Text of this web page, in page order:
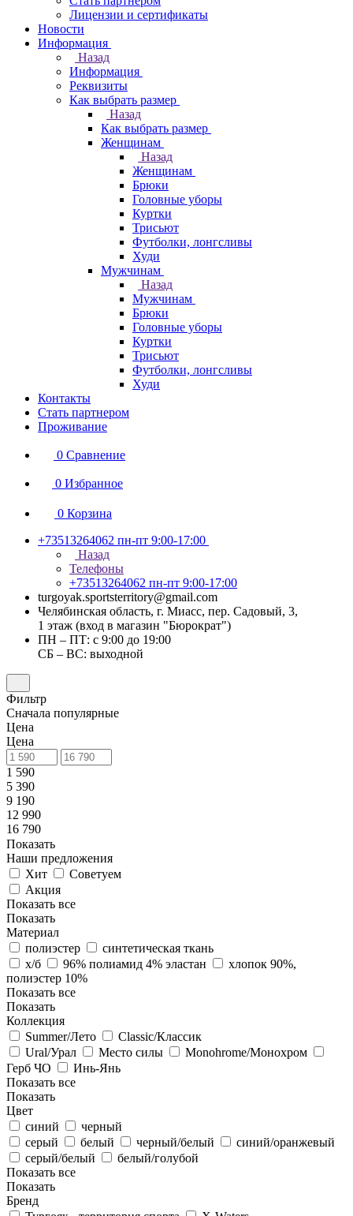
Лицензии и сертификаты
Новости
Информация
Назад
Информация
Реквизиты
Как выбрать размер
Назад
Как выбрать размер
Женщинам
Назад
Женщинам
Брюки
Головные уборы
Куртки
Трисьют
Футболки, лонгсливы
Худи
Мужчинам
Назад
Мужчинам
Брюки
Головные уборы
Куртки
Трисьют
Футболки, лонгсливы
Худи
Контакты
Стать партнером
Проживание
0 Сравнение
0 Избранное
0 Корзина
+73513264062 пн-пт 9:00-17:00
Назад
Телефоны
+73513264062 пн-пт 9:00-17:00
turgoyak.sportsterritory@gmail.com
Челябинская область, г. Миасс, пер. Садовый, 3,
1 этаж (вход в магазин "Бюрократ")
ПН – ПТ: с 9:00 до 19:00
СБ – ВС: выходной
Фильтр
Сначала популярные
Цена
Цена
1 590
5 390
9 190
12 990
16 790
Показать
Наши предложения
Хит
Советуем
Акция
Показать все
Показать
Материал
полиэстер
синтетическая ткань
х/б
96% полиамид 4% эластан
хлопок 90%,
полиэстер 10%
Показать все
Показать
Коллекция
Summer/Лето
Classic/Классик
Ural/Урал
Место силы
Monohrome/Монохром
Герб ЧО
Инь-Янь
Показать все
Показать
Цвет
синий
черный
серый
белый черный/белый
синий/оранжевый
серый/белый
белый/голубой
Показать все
Показать
Бренд